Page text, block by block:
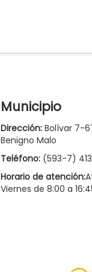
Municipio
Dirección: Bolívar 7-
Benigno Malo
Teléfono: (593-7)
Horario de atención:
Viernes de 8:00 a